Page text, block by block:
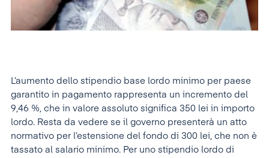
L’aumento dello stipendio base lordo minimo per paese
garantito in pagamento rappresenta un incremento del
9,46 %, che in valore assoluto significa 350 lei in importo
lordo. Resta da vedere se il governo presenterà un atto
normativo per l’estensione del fondo di 300 lei, che non è
tassato al salario minimo. Per uno stipendio lordo di